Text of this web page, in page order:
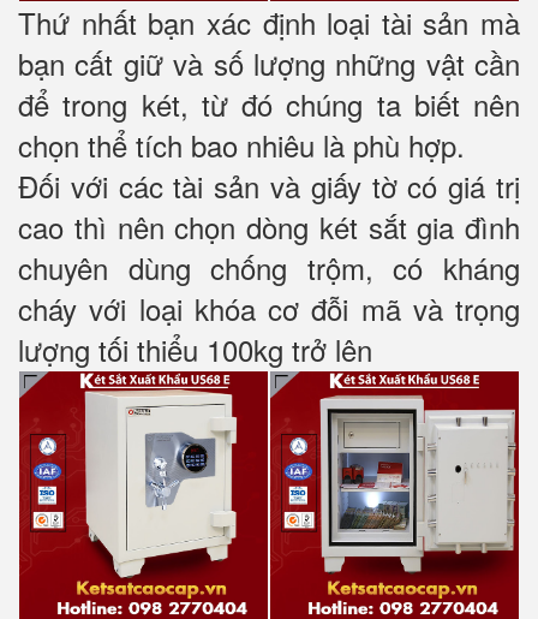
Thứ nhất bạn xác định loại tài sản mà
bạn cất giữ và số lượng những vật cần
để trong két, từ đó chúng ta biết nên
chọn thể tích bao nhiêu là phù hợp.
Đối với các tài sản và giấy tờ có giá trị
cao thì nên chọn dòng két sắt gia đình
chuyên dùng chống trộm, có kháng
cháy với loại khóa cơ đỗi mã và trọng
lượng tối thiểu 100kg trở lên